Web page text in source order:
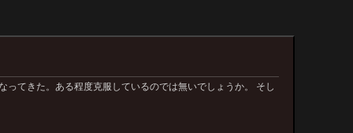
てきた。ある程度克服しているのでは無いでしょうか。 そし